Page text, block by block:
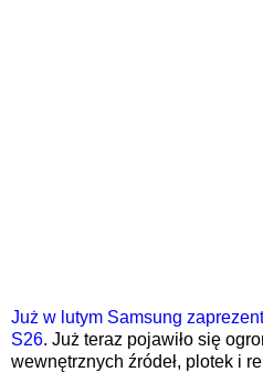
Już w lutym Samsung
S26. Już teraz pojawiło się
wewnętrznych źródeł, plotek i